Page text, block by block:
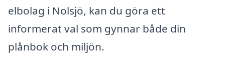
elbolag i Nolsjö, kan du göra ett
informerat val som gynnar både din
plånbok och miljön.